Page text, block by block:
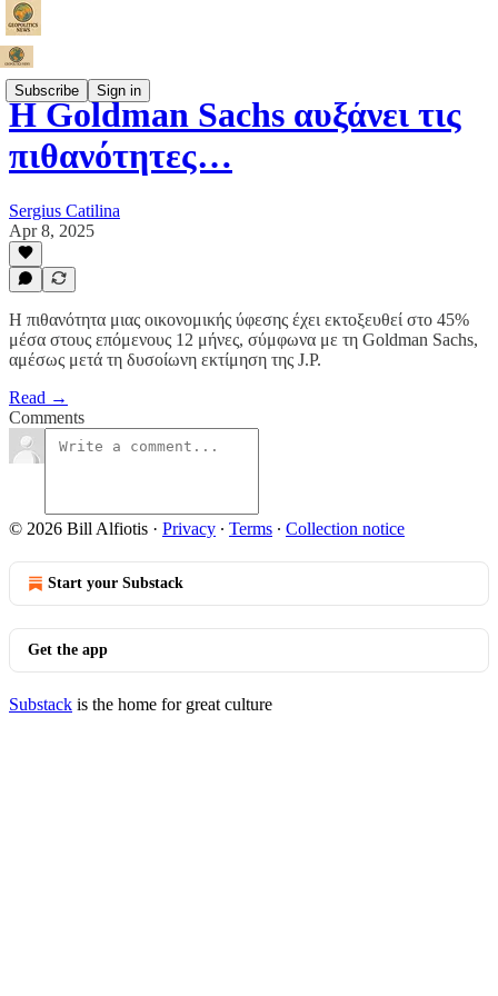
Subscribe Sign in
Η Goldman Sachs αυξάνει τις
πιθανότητες…
Sergius Catilina
Apr 8, 2025
Η πιθανότητα μιας οικονομικής ύφεσης έχει εκτοξευθεί στο 45%
μέσα στους επόμενους 12 μήνες, σύμφωνα με τη Goldman Sachs,
αμέσως μετά τη δυσοίωνη εκτίμηση της J.P.
Read →
Comments
© 2026 Bill Alfiotis · Privacy ∙ Terms ∙ Collection notice
Start your Substack
Get the app
Substack is the home for great culture